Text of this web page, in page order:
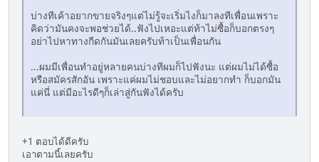
บ่างทีเค้าอยากขายจริงๆแต่ไม่รู้จะเริ่มไงก็มาลงทีเพื่อนเพราะ
คิดว่ามันคงจะพอช่วยได้..ฟังไปเหอะแต่ท้าไม่ซื้อก็บอกตรงๆ
อย่าไปหาทางกีดกันมันเลยครับท้าเป็นเพื่อนกัน
...ผมมีเพื่อนทำอยู่หลายคนบ่างทีผมก็ไปฟังนะ แต่ผมไม่ได้ซื้อ
หรือสมัครสักอัน เพราะแค่ผมไม่ชอบและไม่อยากทำ ก็บอกมัน
แค่นี่ แต่มีอะไรดีๆก็เล่าสู่กันฟังได้ครับ
+1 ตอบได้ดีครับ
เอาตามนี้เลยครับ